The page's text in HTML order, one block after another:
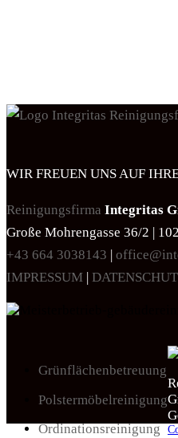
WIR FREUEN UNS AUF
Reinigungsfirma Integritas
Große Mohrengasse 36/2 |
+43 664 3038143
IMPRESSUM
Grünflächenbetreuung
Polstermöbelreinigung
Ordinationsreinigung